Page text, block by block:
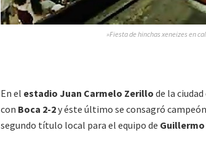
»Fiesta de hinchas xeneizes en
En el estadio Juan Carmelo Zerillo de la ciudad
con Boca 2-2y éste último se consagró
segundo título local para el equipo de